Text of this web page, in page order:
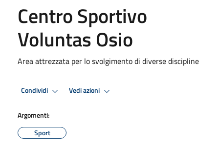
Centro Sportivo
Voluntas Osio
Area attrezzata per lo svolgimento di diverse discipline
Condividi Vedi azioni
Argomenti:
Sport